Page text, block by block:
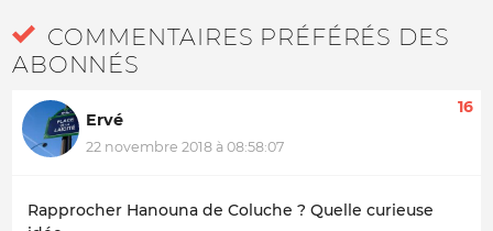
COMMENTAIRES PRÉFÉRÉS DES
ABONNÉS
Ervé
22 novembre 2018 à 08:58:07
16
Rapprocher Hanouna de Coluche ? Quelle curieuse